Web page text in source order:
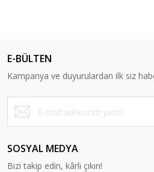
E-BÜLTEN
Kampanya ve duyurulardan ilk siz
SOSYAL MEDYA
Bizi takip edin, kârlı çıkın!